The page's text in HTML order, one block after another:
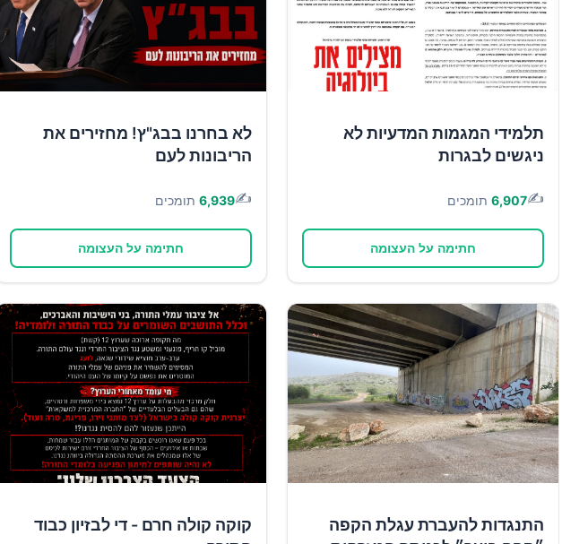
תלמידי המגמות המדעיות לא
ניגשים לבגרות
✍️
6,907 תומכים
חתימה על העצומה
לא בחרנו בבג"ץ! מחזירים את
הריבונות לעם
✍️
6,939 תומכים
חתימה על העצומה
התנגדות להעברת עגלת הקפה
קוקה קולה חרם - די לבזיון כבוד